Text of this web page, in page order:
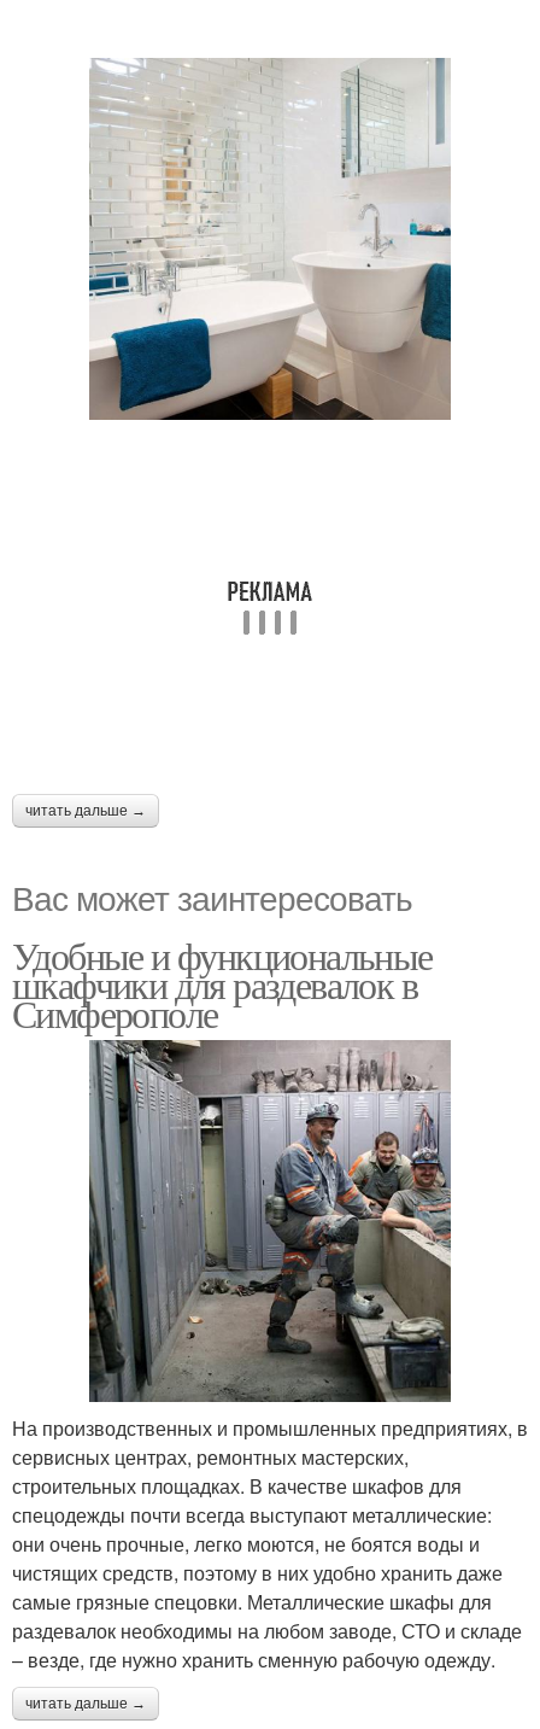
читать дальше →
Вас может заинтересовать
Удобные и функциональные
шкафчики для раздевалок в
Симферополе
На производственных и промышленных предприятиях, в
сервисных центрах, ремонтных мастерских,
строительных площадках. В качестве шкафов для
спецодежды почти всегда выступают металлические:
они очень прочные, легко моются, не боятся воды и
чистящих средств, поэтому в них удобно хранить даже
самые грязные спецовки. Металлические шкафы для
раздевалок необходимы на любом заводе, СТО и складе
– везде, где нужно хранить сменную рабочую одежду.
читать дальше →